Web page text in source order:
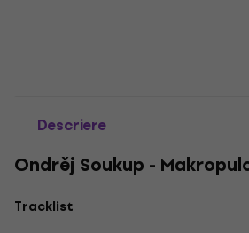
Descriere
Ondrěj Soukup -
Tracklist